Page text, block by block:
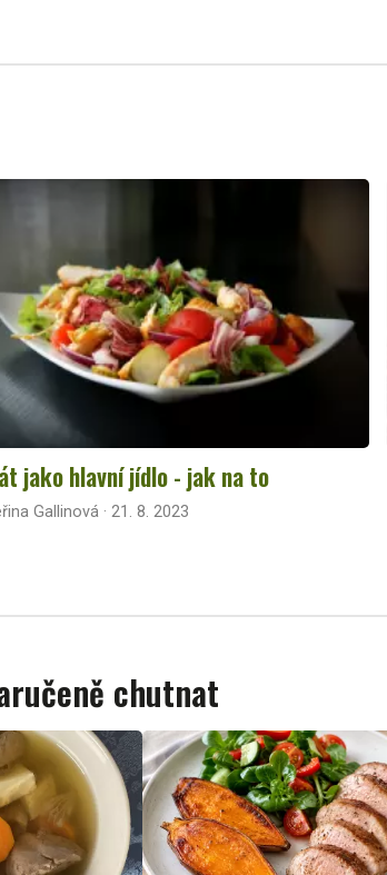
jako hlavní jídlo - jak na to
Gallinová · 21. 8. 2023
chutnat